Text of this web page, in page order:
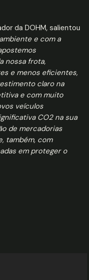
da DOHM, salientou
e com a
nossa frota,
e menos eficientes,
claro na
e com muito
veículos
CO2 na sua
de mercadorias
também, com
em proteger o